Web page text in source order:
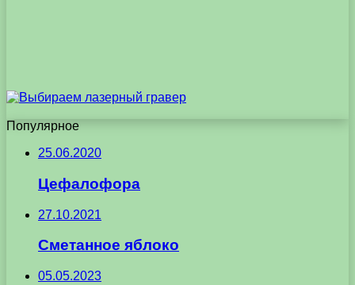
Популярное
25.06.2020
Цефалофора
27.10.2021
Сметанное яблоко
05.05.2023